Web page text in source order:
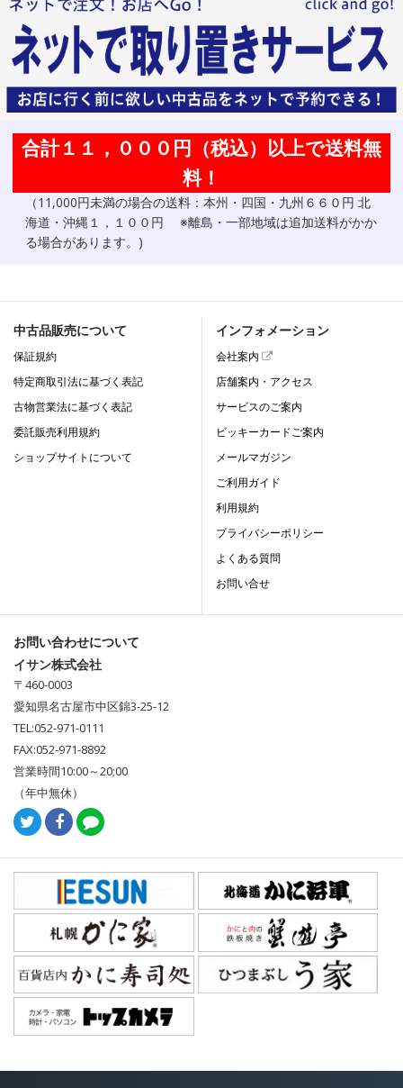
合計１１，０００円（税込）以上で送料無
料！
（11,000円未満の場合の送料：本州・四国・九州６６０円 北
海道・沖縄１，１００円 ※離島・一部地域は追加送料がかか
る場合があります。)
中古品販売について
保証規約
特定商取引法に基づく表記
古物営業法に基づく表記
委託販売利用規約
ショップサイトについて
インフォメーション
会社案内
店舗案内・アクセス
サービスのご案内
ビッキーカードご案内
メールマガジン
ご利用ガイド
利用規約
プライバシーポリシー
よくある質問
お問い合せ
お問い合わせについて
イサン株式会社
〒460-0003
愛知県名古屋市中区錦3-25-12
TEL:052-971-0111
FAX:052-971-8892
営業時間10:00～20;00
（年中無休）